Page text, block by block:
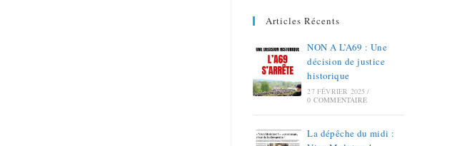
Articles Récents
NON A L’A69 : Une
décision de justice
historique
27 FÉVRIER 2025 /
0 COMMENTAIRE
La dépêche du midi :